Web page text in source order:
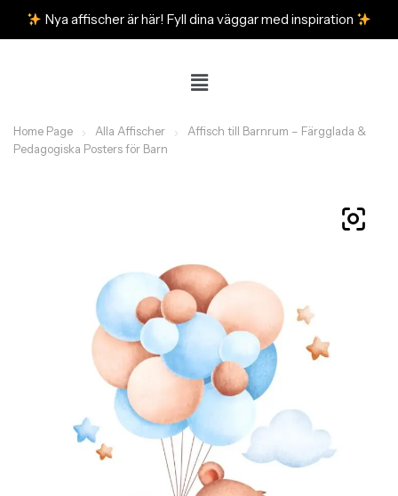
Nya affischer är här! Fyll dina väggar med inspiration
Home Page Alla Affischer
Affisch till Barnrum – Färgglada &
Pedagogiska Posters för Barn